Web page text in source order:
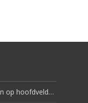
op hoofdveld…